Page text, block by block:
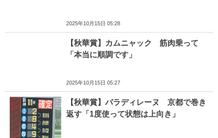
2025年10月15日 05:28
【秋華賞】カムニャック 筋肉乗って
「本当に順調です」
2025年10月15日 05:27
【秋華賞】パラディレーヌ 京都で巻き
返す「1度使って状態は上向き」